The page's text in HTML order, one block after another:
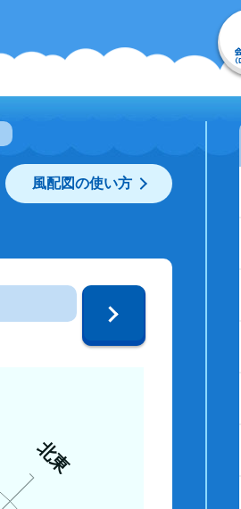
風配図の使い方
北東